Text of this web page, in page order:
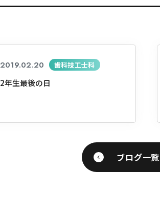
2019.02.20 歯科技工士科
2年生最後の日
ブログ一